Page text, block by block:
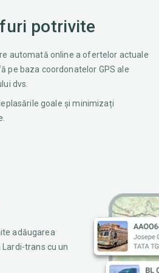
potrivite
automată online a ofertelor actuale
pe baza coordonatelor GPS ale
dvs.
goale și minimizați
adăugarea
trans cu un